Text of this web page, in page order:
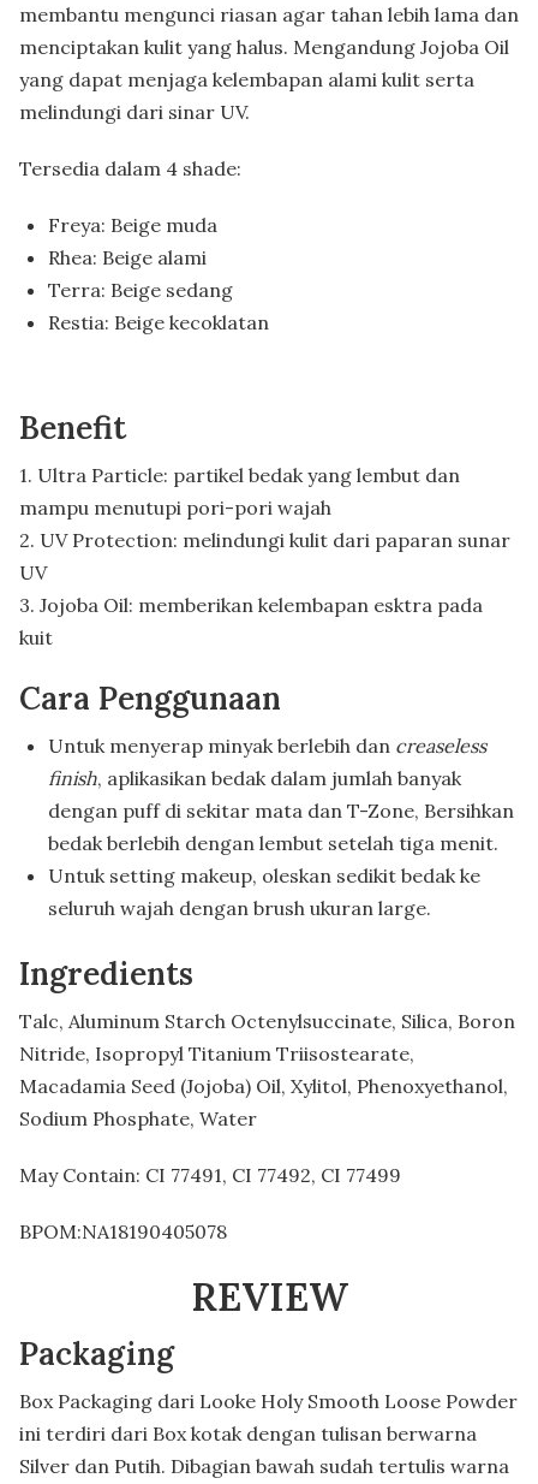
membantu mengunci riasan agar tahan lebih lama dan
menciptakan kulit yang halus. Mengandung Jojoba Oil
yang dapat menjaga kelembapan alami kulit serta
melindungi dari sinar UV.
Tersedia dalam 4 shade:
Freya: Beige muda
Rhea: Beige alami
Terra: Beige sedang
Restia: Beige kecoklatan
Benefit
1. Ultra Particle: partikel bedak yang lembut dan
mampu menutupi pori-pori wajah
2. UV Protection: melindungi kulit dari paparan sunar
UV
3. Jojoba Oil: memberikan kelembapan esktra pada
kuit
Cara Penggunaan
Untuk menyerap minyak berlebih dan creaseless
finish, aplikasikan bedak dalam jumlah banyak
dengan puff di sekitar mata dan T-Zone, Bersihkan
bedak berlebih dengan lembut setelah tiga menit.
Untuk setting makeup, oleskan sedikit bedak ke
seluruh wajah dengan brush ukuran large.
Ingredients
Talc, Aluminum Starch Octenylsuccinate, Silica, Boron
Nitride, Isopropyl Titanium Triisostearate,
Macadamia Seed (Jojoba) Oil, Xylitol, Phenoxyethanol,
Sodium Phosphate, Water
May Contain: CI 77491, CI 77492, CI 77499
BPOM:NA18190405078
REVIEW
Packaging
Box Packaging dari Looke Holy Smooth Loose Powder
ini terdiri dari Box kotak dengan tulisan berwarna
Silver dan Putih. Dibagian bawah sudah tertulis warna